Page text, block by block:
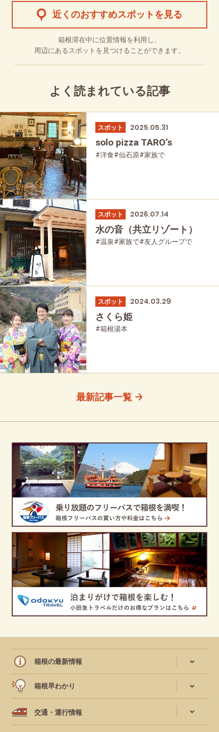
近くのおすすめスポットを見る
箱根滞在中に位置情報を利用し、
周辺にあるスポットを見つけることができます。
よく読まれている記事
スポット 2025.05.31
solo pizza TARO’s
#洋食#仙石原#家族で
スポット 2026.07.14
水の音（共立リゾート）
#温泉#家族で#友人グループで
スポット 2024.03.29
さくら姫
#箱根湯本
最新記事一覧
箱根の最新情報
箱根早わかり
交通・運行情報